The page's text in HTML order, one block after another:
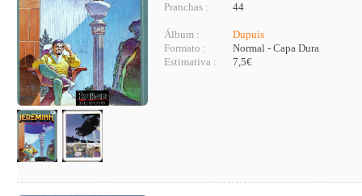
Pranchas :
44
Álbum :
Dupuis
Formato :
Normal - Capa Dura
Estimativa :
7,5€